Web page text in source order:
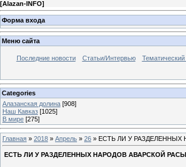
[Alazan-INFO]
Форма входа
Меню сайта
Последние новости Статьи/Интервью Тематический
Categories
Алазанская долина [908]
Наш Кавказ [1025]
В мире [275]
Главная » 2018 » Апрель » 26 » ЕСТЬ ЛИ У
ЕСТЬ ЛИ У РАЗДЕЛЕННЫХ НАРОДОВ АВАРСКОЙ